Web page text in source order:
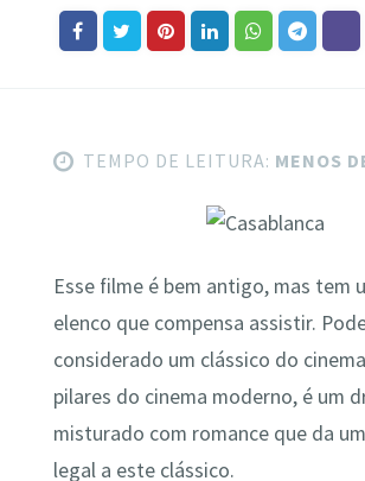
TEMPO DE LEITURA: MENOS
Esse filme é bem antigo, mas tem
elenco que compensa assistir.
considerado um clássico do
pilares do cinema moderno, é um
misturado com romance que da
legal a este clássico.